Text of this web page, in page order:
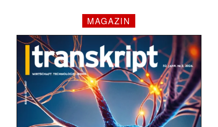
MAGAZIN